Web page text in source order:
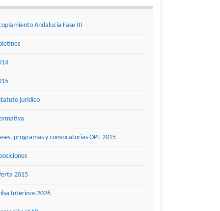
Andalucía Fase III
jurídico
programas y convocatorias OPE 2015
2015
Interinos 2026